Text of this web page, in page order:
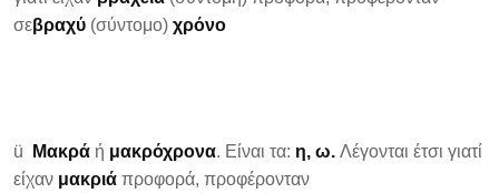
σεβραχύ (σύντομο) χρόνο
ü Μακρά ή μακρόχρονα. Είναι τα: η, ω. Λέγονται έτσι γιατί
είχαν μακριά προφορά, προφέρονταν